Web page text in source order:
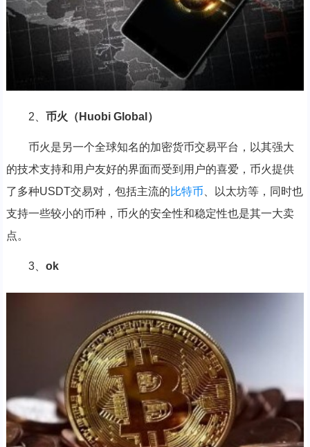
2、 币火（Huobi Global）
币火是另一个全球知名的加密货币交易平台，以其强大
的技术支持和用户友好的界面而受到用户的喜爱，币火提供
了多种USDT交易对，包括主流的比特币 、以太坊等，同时也
支持一些较小的币种，币火的安全性和稳定性也是其一大卖
点。
3、 ok